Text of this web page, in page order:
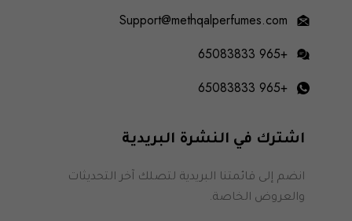
Support@methqalperfumes.com
+965 65083833
+965 65083833
اشترك في النشرة البريدية
انضم إلى قائمتنا البريدية لتصلك آخر التحديثات
والعروض الخاصة.